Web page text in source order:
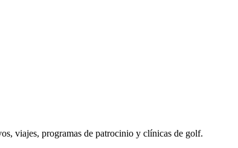
viajes, programas de patrocinio y clínicas de golf.